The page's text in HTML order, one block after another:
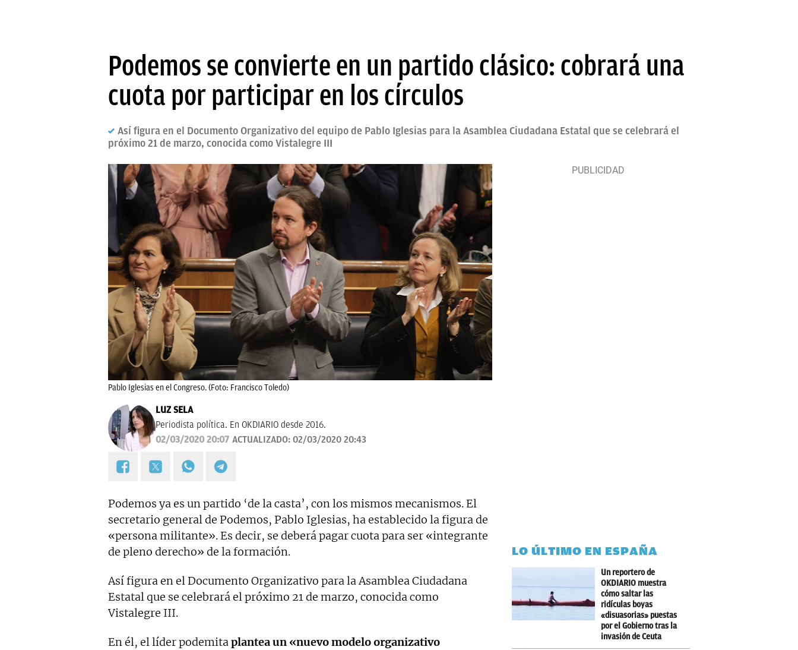
Podemos se convierte en un partido clásico: cobrará una
cuota por participar en los círculos
Así figura en el Documento Organizativo del equipo de Pablo Iglesias para la Asamblea Ciudadana Estatal que se celebrará el
próximo 21 de marzo, conocida como Vistalegre III
Pablo Iglesias en el Congreso. (Foto: Francisco Toledo)
LUZ SELA
Periodista política. En OKDIARIO desde 2016.
02/03/2020 20:07 ACTUALIZADO: 02/03/2020 20:43
Podemos ya es un partido ‘de la casta’, con los mismos mecanismos. El
secretario general de Podemos, Pablo Iglesias, ha establecido la figura de
«persona militante». Es decir, se deberá pagar cuota para ser «integrante
de pleno derecho» de la formación.
Así figura en el Documento Organizativo para la Asamblea Ciudadana
Estatal que se celebrará el próximo 21 de marzo, conocida como
Vistalegre III.
En él, el líder podemitaplantea un «nuevo modelo organizativo
LO ÚLTIMO EN ESPAÑA
Un reportero de
OKDIARIO muestra
cómo saltar las
ridículas boyas
«disuasorias» puestas
por el Gobierno tras la
invasión de Ceuta